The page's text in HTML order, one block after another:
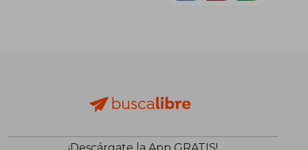
¡Descárgate la App GRATIS!